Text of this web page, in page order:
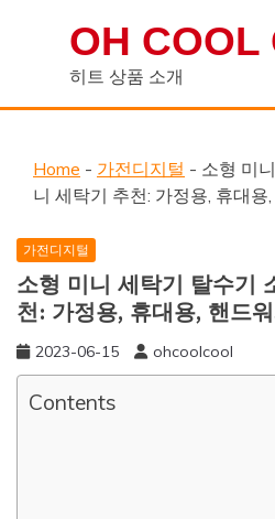
OH COOL
히트 상품 소개
Home - 가전디지털 - 소형 미
니 세탁기 추천: 가정용, 휴대용
가전디지털
소형 미니 세탁기 탈수기
천: 가정용, 휴대용, 핸드
2023-06-15 ohcoolcool
Contents